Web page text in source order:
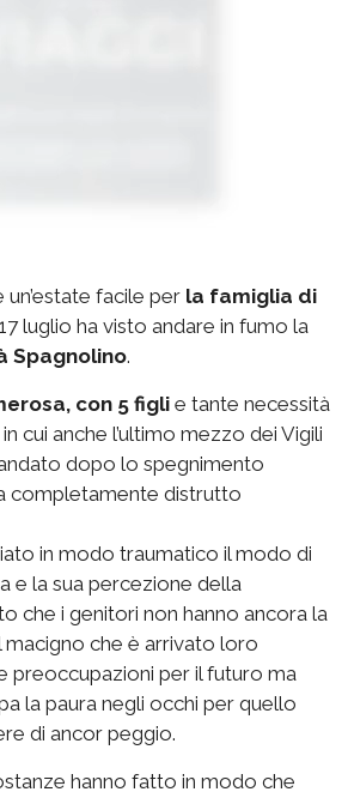
facile per la famiglia di
luglio ha visto andare in fumo la
Spagnolino.
con 5 figli e tante necessità
cui anche l’ultimo mezzo dei Vigili
dopo lo spegnimento
completamente distrutto
in modo traumatico il modo di
e la sua percezione della
che i genitori non hanno ancora la
che è arrivato loro
preoccupazioni per il futuro ma
la paura negli occhi per quello
di ancor peggio.
hanno fatto in modo che